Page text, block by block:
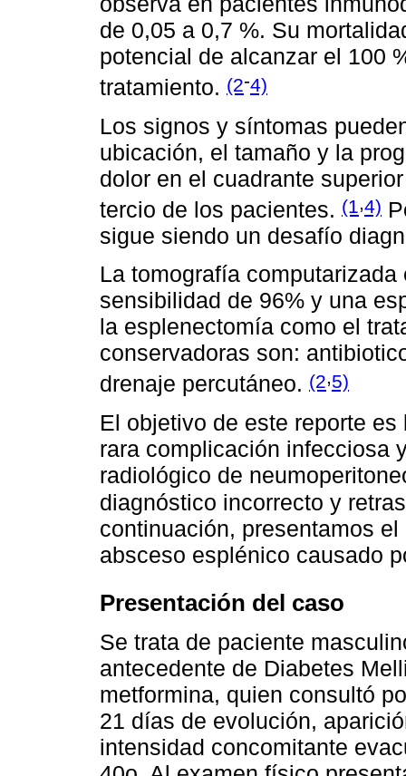
de 0,05 a 0,7 %. Su
potencial de alcanzar el 100
tratamiento. (2-4)
Los signos y síntomas
ubicación, el tamaño y la
dolor en el cuadrante
tercio de los pacientes. (1,4)
sigue siendo un desafío
La tomografía
sensibilidad de 96% y una
la esplenectomía como el
conservadoras son:
drenaje percutáneo. (2,5)
El objetivo de este reporte
rara complicación infecciosa
radiológico de
diagnóstico incorrecto y
continuación, presentamos
absceso esplénico causado
Presentación del caso
Se trata de paciente
antecedente de Diabetes
metformina, quien consultó
21 días de evolución,
intensidad concomitante